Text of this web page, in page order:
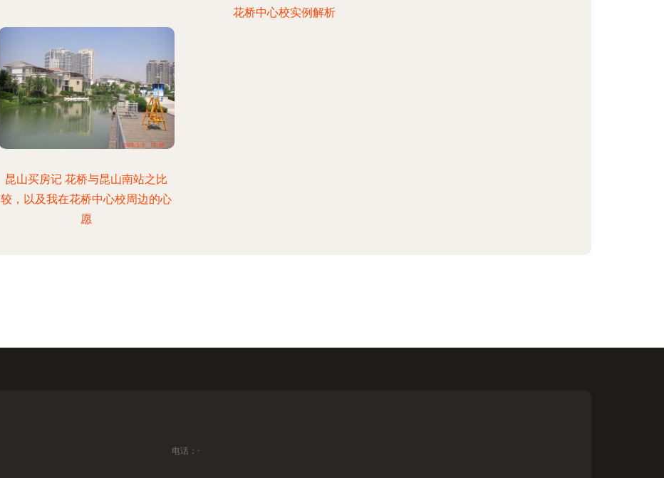
花桥中心校实例解析
昆山买房记 花桥与昆山南站之比
较，以及我在花桥中心校周边的心
愿
电话：-